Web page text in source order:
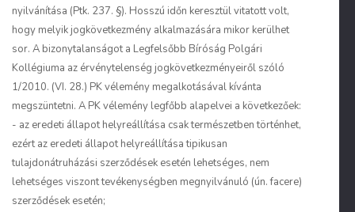
nyilvánítása (Ptk. 237. §). Hosszú időn keresztül vitatott volt,
hogy melyik jogkövetkezmény alkalmazására mikor kerülhet
sor. A bizonytalanságot a Legfelsőbb Bíróság Polgári
Kollégiuma az érvénytelenség jogkövetkezményeiről szóló
1/2010. (VI. 28.) PK vélemény megalkotásával kívánta
megszüntetni. A PK vélemény legfőbb alapelvei a következőek:
- az eredeti állapot helyreállítása csak természetben történhet,
ezért az eredeti állapot helyreállítása tipikusan
tulajdonátruházási szerződések esetén lehetséges, nem
lehetséges viszont tevékenységben megnyilvánuló (ún. facere)
szerződések esetén;